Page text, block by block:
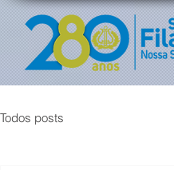
Todos posts